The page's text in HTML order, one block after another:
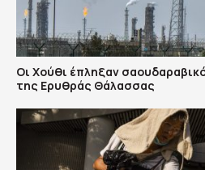
Οι Χούθι έπληξαν
της Ερυθράς Θάλασσας